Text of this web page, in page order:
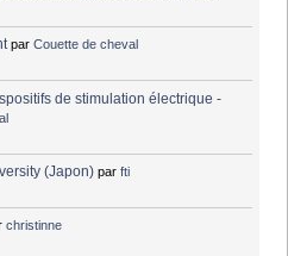
parCouette de cheval
de stimulation électrique -
(Japon) parfti
christinne